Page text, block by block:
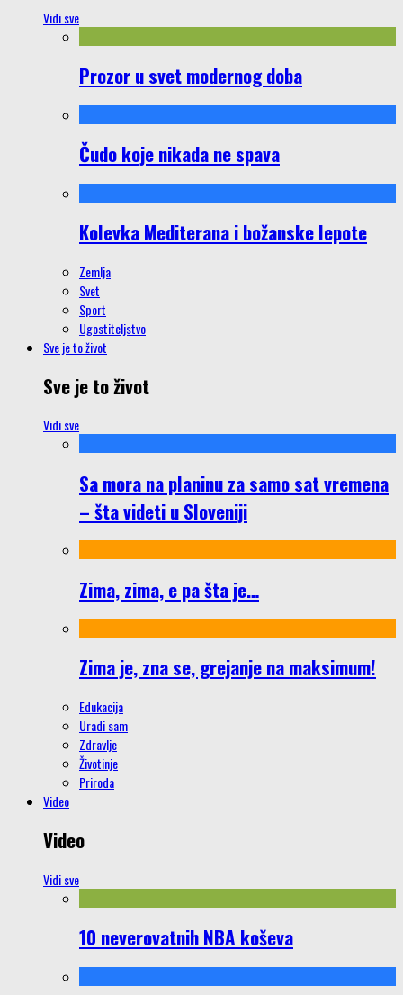
Vidi sve
Prozor u svet modernog doba
Čudo koje nikada ne spava
Kolevka Mediterana i božanske lepote
Zemlja
Svet
Sport
Ugostiteljstvo
Sve je to život
Sve je to život
Vidi sve
Sa mora na planinu za samo sat vremena
– šta videti u Sloveniji
Zima, zima, e pa šta je…
Zima je, zna se, grejanje na maksimum!
Edukacija
Uradi sam
Zdravlje
Životinje
Priroda
Video
Video
Vidi sve
10 neverovatnih NBA koševa